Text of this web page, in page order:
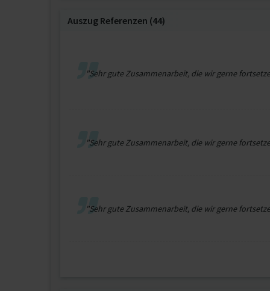
Auszug Referenzen (44)
"Sehr gute Zusammenarbeit, die wir gerne
"Sehr gute Zusammenarbeit, die wir gerne
"Sehr gute Zusammenarbeit, die wir gerne